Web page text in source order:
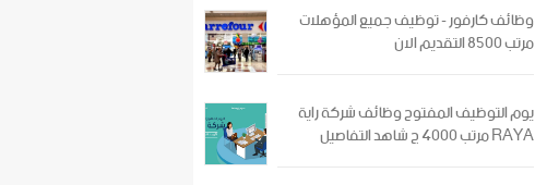
وظائف كارفور - توظيف جميع المؤهلات
مرتب 8500 التقديم الان
يوم التوظيف المفتوح وظائف شركة راية
RAYA مرتب 4000 ج شاهد التفاصيل